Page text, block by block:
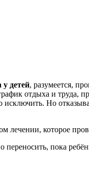
детей, разумеется,
отдыха и труда,
Но
лечении, которое
пока